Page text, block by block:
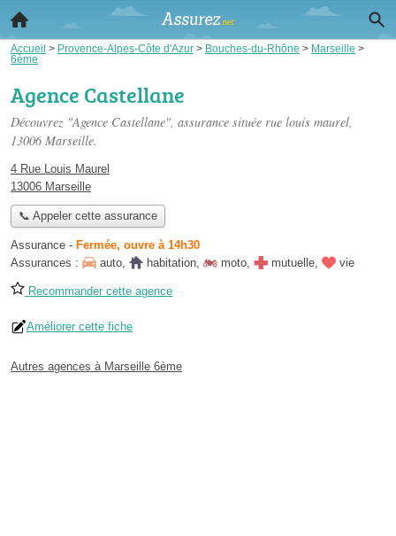
Accueil > Provence-Alpes-Côte d'Azur > Bouches-du-Rhône > Marseille >
6ème
Agence Castellane
Découvrez "Agence Castellane", assurance située rue louis maurel,
13006 Marseille.
4 Rue Louis Maurel
13006 Marseille
📞 Appeler cette assurance
Assurance - Fermée, ouvre à 14h30
Assurances :
auto, habitation, moto, mutuelle, vie
Recommander cette agence
Améliorer cette fiche
Autres agences à Marseille 6ème